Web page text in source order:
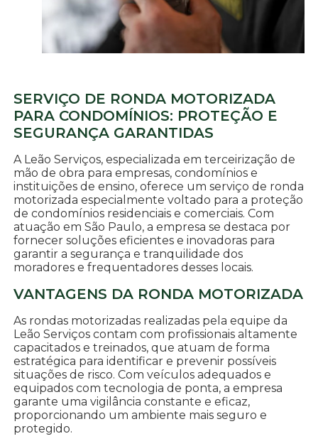
SERVIÇO DE RONDA MOTORIZADA
PARA CONDOMÍNIOS: PROTEÇÃO E
SEGURANÇA GARANTIDAS
A Leão Serviços, especializada em terceirização de
mão de obra para empresas, condomínios e
instituições de ensino, oferece um serviço de ronda
motorizada especialmente voltado para a proteção
de condomínios residenciais e comerciais. Com
atuação em São Paulo, a empresa se destaca por
fornecer soluções eficientes e inovadoras para
garantir a segurança e tranquilidade dos
moradores e frequentadores desses locais.
VANTAGENS DA RONDA MOTORIZADA
As rondas motorizadas realizadas pela equipe da
Leão Serviços contam com profissionais altamente
capacitados e treinados, que atuam de forma
estratégica para identificar e prevenir possíveis
situações de risco. Com veículos adequados e
equipados com tecnologia de ponta, a empresa
garante uma vigilância constante e eficaz,
proporcionando um ambiente mais seguro e
protegido.